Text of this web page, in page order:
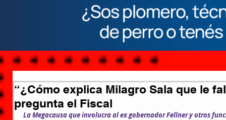
“¿Cómo explica Milagro Sala que le
pregunta el Fiscal
La Megacausa que involucra al ex gobernador Fellner y otros